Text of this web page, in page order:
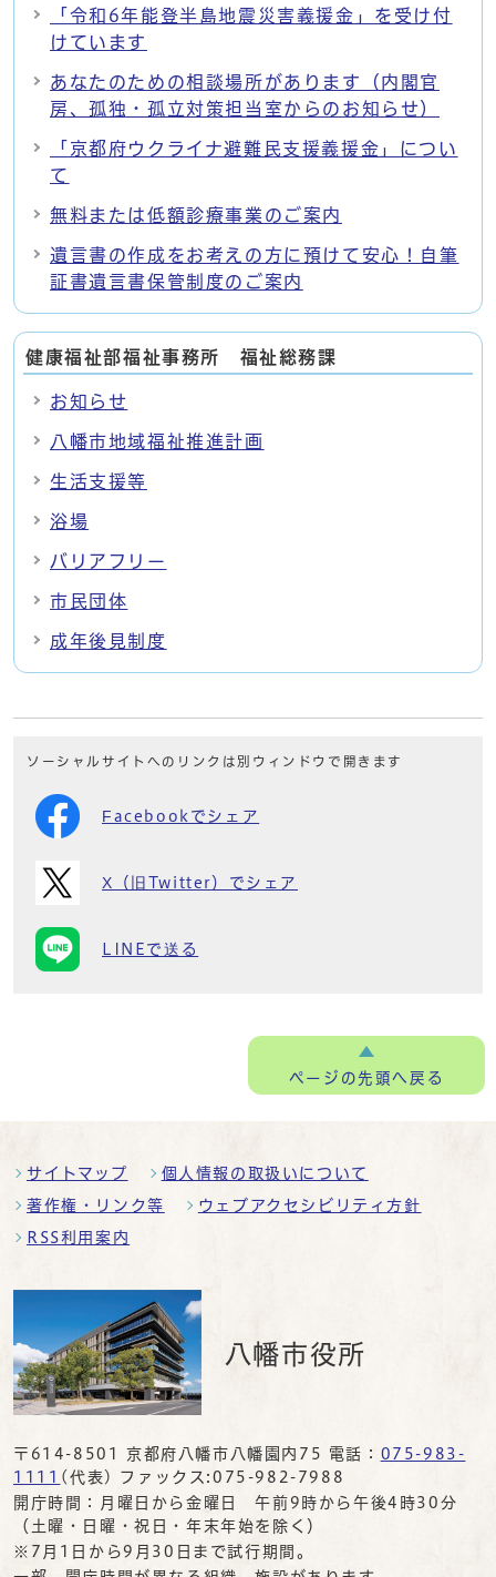
「令和6年能登半島地震災害義援金」を受け付
けています
あなたのための相談場所があります（内閣官
房、孤独・孤立対策担当室からのお知らせ）
「京都府ウクライナ避難民支援義援金」につい
て
無料または低額診療事業のご案内
遺言書の作成をお考えの方に預けて安心！自筆
証書遺言書保管制度のご案内
健康福祉部福祉事務所 福祉総務課
お知らせ
八幡市地域福祉推進計画
生活支援等
浴場
バリアフリー
市民団体
成年後見制度
ソーシャルサイトへのリンクは別ウィンドウで開きます
Facebookでシェア
X（旧Twitter）でシェア
LINEで送る
ページの先頭へ戻る
サイトマップ 個人情報の取扱いについて
著作権・リンク等 ウェブアクセシビリティ方針
RSS利用案内
八幡市役所
〒614-8501 京都府八幡市八幡園内75 電話： 075-983-
1111 (代表) ファックス:075-982-7988
開庁時間：月曜日から金曜日 午前9時から午後4時30分
（土曜・日曜・祝日・年末年始を除く）
※7月1日から9月30日まで試行期間。